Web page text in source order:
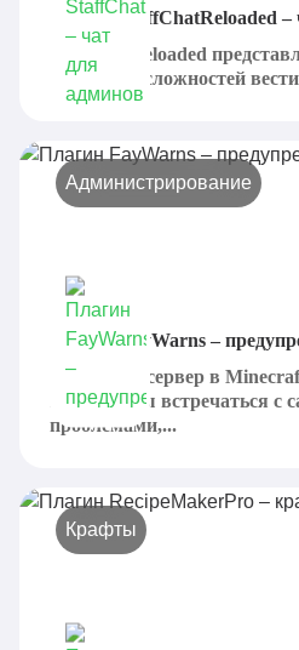
Плагин StaffChatReloaded
StaffChatReloaded
проблем и сложностей
Администрирование
Плагин FayWarns –
Имея свой сервер в
вынуждены встречаться
проблемами,...
Крафты